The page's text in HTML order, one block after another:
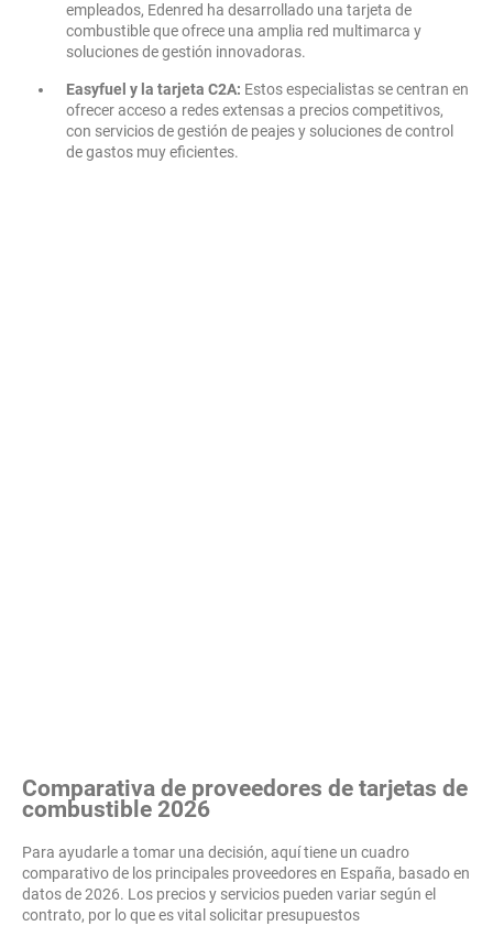
empleados, Edenred ha desarrollado una tarjeta de
combustible que ofrece una amplia red multimarca y
soluciones de gestión innovadoras.
Easyfuel y la tarjeta C2A: Estos especialistas se centran en
ofrecer acceso a redes extensas a precios competitivos,
con servicios de gestión de peajes y soluciones de control
de gastos muy eficientes.
Comparativa de proveedores de tarjetas de
combustible 2026
Para ayudarle a tomar una decisión, aquí tiene un cuadro
comparativo de los principales proveedores en España, basado en
datos de 2026. Los precios y servicios pueden variar según el
contrato, por lo que es vital solicitar presupuestos